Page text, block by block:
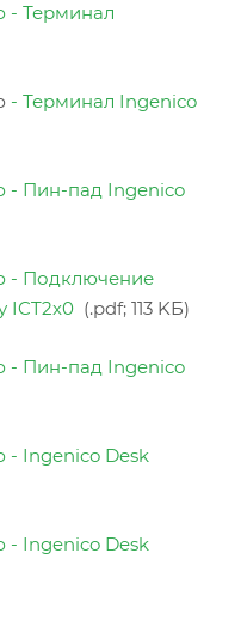
- Терминал
- Терминал Ingenico
- Пин-пад Ingenico
- Подключение
ICT2x0 (.pdf; 113 KБ)
- Пин-пад Ingenico
- Ingenico Desk
- Ingenico Desk